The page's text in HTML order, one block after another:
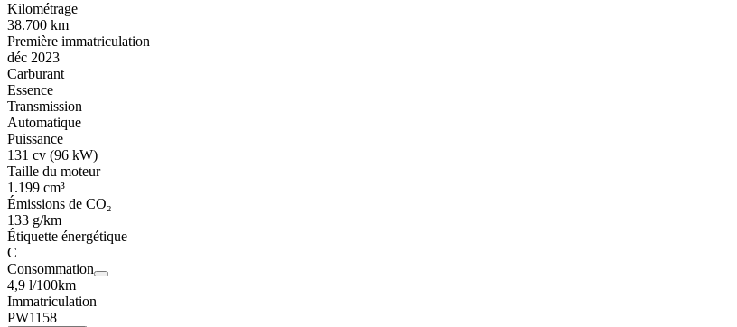
Kilométrage
38.700 km
Première immatriculation
déc 2023
Carburant
Essence
Transmission
Automatique
Puissance
131 cv (96 kW)
Taille du moteur
1.199 cm³
Émissions de CO₂
133 g/km
Étiquette énergétique
C
Consommation
4,9 l/100km
Immatriculation
PW1158